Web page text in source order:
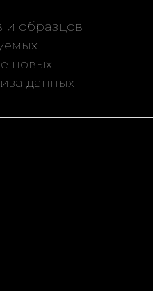
и образцов
новых
данных